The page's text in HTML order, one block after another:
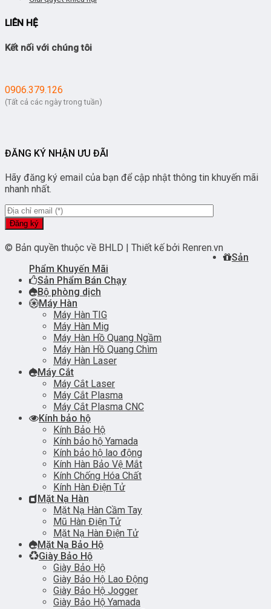
LIÊN HỆ
Kết nối với chúng tôi
0906.379.126
(Tất cả các ngày trong tuần)
ĐĂNG KÝ NHẬN ƯU ĐÃI
Hãy đăng ký email của bạn để cập nhật thông tin khuyến mãi
nhanh nhất.
© Bản quyền thuộc về BHLD | Thiết kế bởi Renren.vn
Sản
Phẩm Khuyến Mãi
Sản Phẩm Bán Chạy
Bộ phòng dịch
Máy Hàn
Máy Hàn TIG
Máy Hàn Mig
Máy Hàn Hồ Quang Ngầm
Máy Hàn Hồ Quang Chìm
Máy Hàn Laser
Máy Cắt
Máy Cắt Laser
Máy Cắt Plasma
Máy Cắt Plasma CNC
Kính bảo hộ
Kính Bảo Hộ
Kính bảo hộ Yamada
Kính bảo hộ lao động
Kính Hàn Bảo Vệ Mắt
Kính Chống Hóa Chất
Kính Hàn Điện Tử
Mặt Nạ Hàn
Mặt Nạ Hàn Cầm Tay
Mũ Hàn Điện Tử
Mặt Nạ Hàn Điện Tử
Mặt Nạ Bảo Hộ
Giày Bảo Hộ
Giày Bảo Hộ
Giày Bảo Hộ Lao Động
Giày Bảo Hộ Jogger
Giày Bảo Hộ Yamada